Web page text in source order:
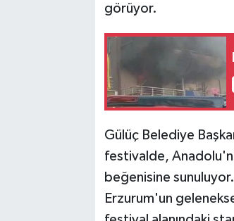
görüyor.
Gülüç Belediye
festivalde,
beğenisine
Erzurum'un